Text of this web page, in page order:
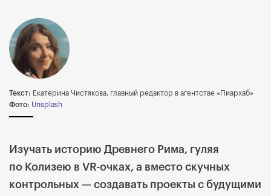
Текст: Екатерина Чистякова, главный редактор в агентстве «Пиархаб»
Фото: Unsplash
Изучать историю Древнего Рима, гуляя
по Колизею в VR-очках, а вместо скучных
контрольных — создавать проекты с будущими